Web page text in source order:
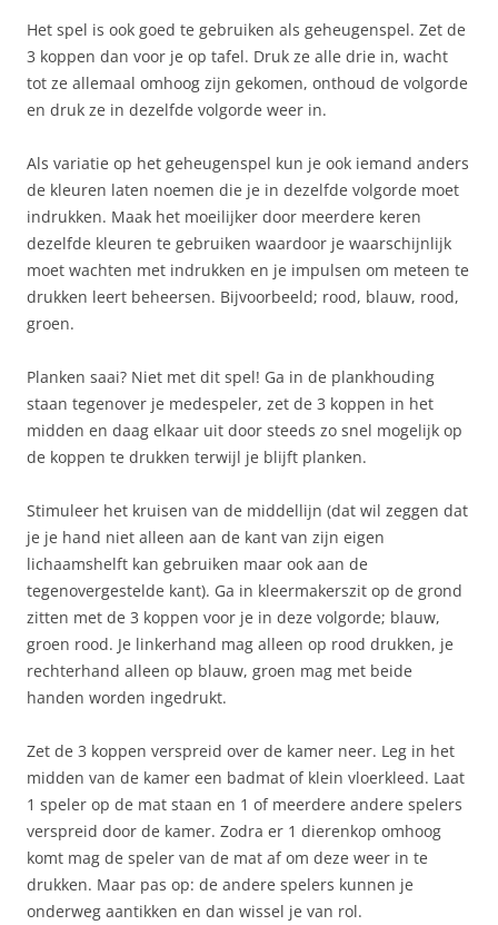
Het spel is ook goed te gebruiken als geheugenspel. Zet de
3 koppen dan voor je op tafel. Druk ze alle drie in, wacht
tot ze allemaal omhoog zijn gekomen, onthoud de volgorde
en druk ze in dezelfde volgorde weer in.
Als variatie op het geheugenspel kun je ook iemand anders
de kleuren laten noemen die je in dezelfde volgorde moet
indrukken. Maak het moeilijker door meerdere keren
dezelfde kleuren te gebruiken waardoor je waarschijnlijk
moet wachten met indrukken en je impulsen om meteen te
drukken leert beheersen. Bijvoorbeeld; rood, blauw, rood,
groen.
Planken saai? Niet met dit spel! Ga in de plankhouding
staan tegenover je medespeler, zet de 3 koppen in het
midden en daag elkaar uit door steeds zo snel mogelijk op
de koppen te drukken terwijl je blijft planken.
Stimuleer het kruisen van de middellijn (dat wil zeggen dat
je je hand niet alleen aan de kant van zijn eigen
lichaamshelft kan gebruiken maar ook aan de
tegenovergestelde kant). Ga in kleermakerszit op de grond
zitten met de 3 koppen voor je in deze volgorde; blauw,
groen rood. Je linkerhand mag alleen op rood drukken, je
rechterhand alleen op blauw, groen mag met beide
handen worden ingedrukt.
Zet de 3 koppen verspreid over de kamer neer. Leg in het
midden van de kamer een badmat of klein vloerkleed. Laat
1 speler op de mat staan en 1 of meerdere andere spelers
verspreid door de kamer. Zodra er 1 dierenkop omhoog
komt mag de speler van de mat af om deze weer in te
drukken. Maar pas op: de andere spelers kunnen je
onderweg aantikken en dan wissel je van rol.